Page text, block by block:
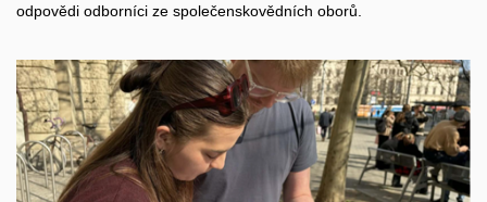
odpovědi odborníci ze společenskovědních oborů